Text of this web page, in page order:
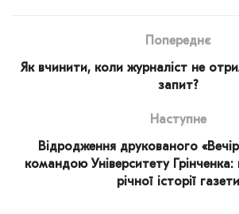
Попереднє
Як вчинити, коли журналіст не
запит?
Наступне
Відродження друкованого
командою Університету Грінченка:
річної історії газети